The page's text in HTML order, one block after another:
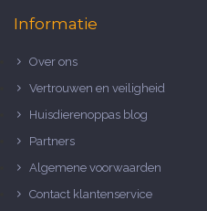
Informatie
Over ons
Vertrouwen en veiligheid
Huisdierenoppas blog
Partners
Algemene voorwaarden
Contact klantenservice